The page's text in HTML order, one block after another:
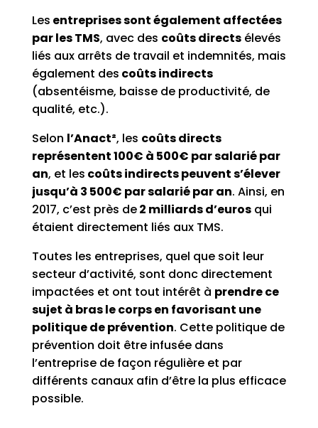
Les entreprises sont également affectées
par les TMS, avec des coûts directsélevés
liés aux arrêts de travail et indemnités, mais
également des coûts indirects
(absentéisme, baisse de productivité, de
qualité, etc.).
Selon l’Anact², les coûts directs
représentent 100€ à 500€ par salarié par
an, et les coûts indirects peuvent s’élever
jusqu’à 3 500€ par salarié par an. Ainsi, en
2017, c’est près de2 milliards d’eurosqui
étaient directement liés aux TMS.
Toutes les entreprises, quel quesoit leur
secteur d’activité, sont donc directement
impactées et ont tout intérêt à prendre ce
sujet à bras le corps en favorisant une
politique de prévention. Cette politique de
prévention doit être infusée dans
l’entreprise de façon régulière et par
différents canaux afin d’être la plus efficace
possible.